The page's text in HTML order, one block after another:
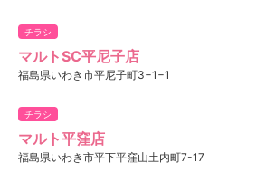
チラシ
マルトSC平尼子店
福島県いわき市平尼子町3−1−1
チラシ
マルト平窪店
福島県いわき市平下平窪山土内町7-17